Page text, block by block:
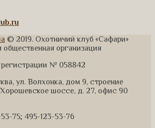
© 2019. Охотничий клуб «Сафари»
общественная организация
№ 058842
ул. Волхонка, дом 9, строение
шоссе, д. 27, офис 90
75; 495-123-53-76